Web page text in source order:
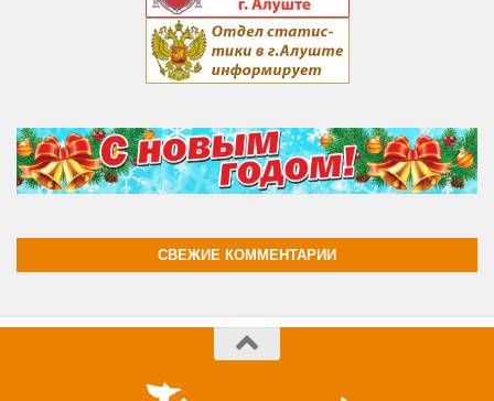
СВЕЖИЕ КОММЕНТАРИИ